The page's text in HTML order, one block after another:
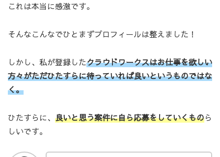
これは本当に感激です。
そんなこんなでひとまずプロフィールは整えました！
しかし、私が登録したクラウドワークスはお仕事を欲しい
方々がただひたすらに待っていれば良いというものではな
く。
ひたすらに、 良いと思う案件に自ら応募をしていくものら
しいです。